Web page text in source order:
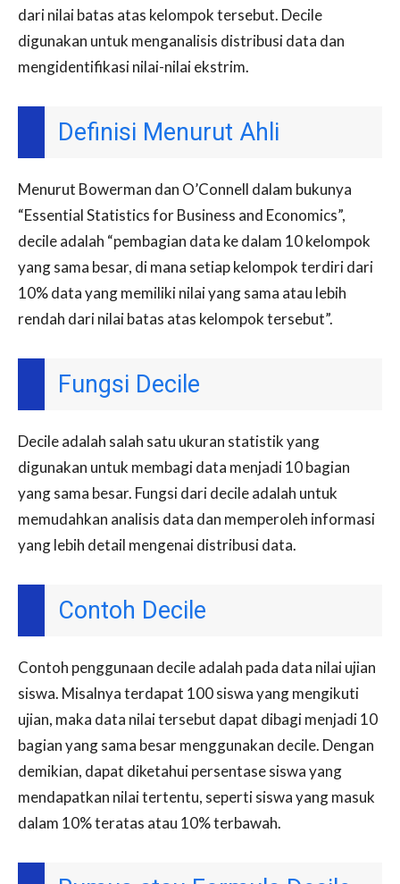
dari nilai batas atas kelompok tersebut. Decile
digunakan untuk menganalisis distribusi data dan
mengidentifikasi nilai-nilai ekstrim.
Definisi Menurut Ahli
Menurut Bowerman dan O’Connell dalam bukunya
“Essential Statistics for Business and Economics”,
decile adalah “pembagian data ke dalam 10 kelompok
yang sama besar, di mana setiap kelompok terdiri dari
10% data yang memiliki nilai yang sama atau lebih
rendah dari nilai batas atas kelompok tersebut”.
Fungsi Decile
Decile adalah salah satu ukuran statistik yang
digunakan untuk membagi data menjadi 10 bagian
yang sama besar. Fungsi dari decile adalah untuk
memudahkan analisis data dan memperoleh informasi
yang lebih detail mengenai distribusi data.
Contoh Decile
Contoh penggunaan decile adalah pada data nilai ujian
siswa. Misalnya terdapat 100 siswa yang mengikuti
ujian, maka data nilai tersebut dapat dibagi menjadi 10
bagian yang sama besar menggunakan decile. Dengan
demikian, dapat diketahui persentase siswa yang
mendapatkan nilai tertentu, seperti siswa yang masuk
dalam 10% teratas atau 10% terbawah.